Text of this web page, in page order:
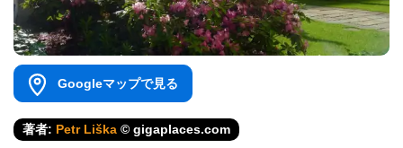
Googleマップで見る
著者: Petr Liška © gigaplaces.com